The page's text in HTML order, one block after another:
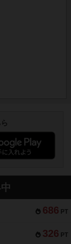
686 PT
326 PT